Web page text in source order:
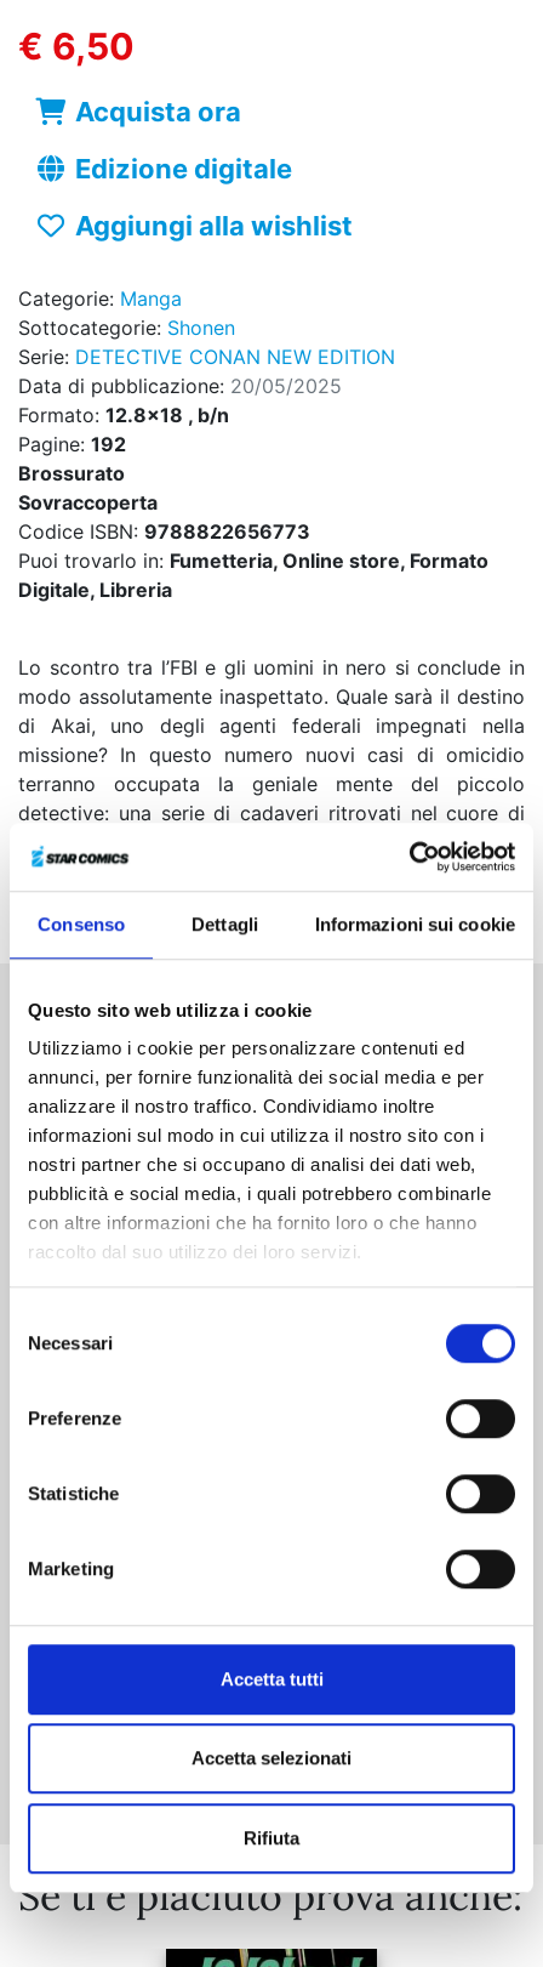
Consenso Dettagli Informazioni sui cookie
Questo sito web utilizza i cookie
Utilizziamo i cookie per personalizzare contenuti ed
annunci, per fornire funzionalità dei social media e per
analizzare il nostro traffico. Condividiamo inoltre
informazioni sul modo in cui utilizza il nostro sito con i
nostri partner che si occupano di analisi dei dati web,
pubblicità e social media, i quali potrebbero combinarle
con altre informazioni che ha fornito loro o che hanno
raccolto dal suo utilizzo dei loro servizi.
delNecessari
Preferenze
Statistiche
Marketing
Accetta tutti
Accetta selezionati
Rifiuta
€ 6,50
Acquista ora
Edizione digitale
Aggiungi alla wishlist
Categorie: Manga
Sottocategorie: Shonen
Serie: DETECTIVE CONAN NEW EDITION
Data di pubblicazione: 20/05/2025
Formato: 12.8x18 , b/n
Pagine: 192
Brossurato
Sovraccoperta
Codice ISBN: 9788822656773
Puoi trovarlo in: Fumetteria, Online store, Formato
Digitale, Libreria
Lo scontro tra l’FBI e gli uomini in nero si conclude in
modo assolutamente inaspettato. Quale sarà il destino
di Akai, uno degli agenti federali impegnati nella
missione? In questo numero nuovi casi di omicidio
terranno occupata la geniale mente del piccolo
detective: una serie di cadaveri ritrovati nel cuore di
un bosco mettono a dura prova le sue abilità ma,
come sempre, Conan farà di tutto per scoprire chi ha
Altri volumi della serie
Se ti è piaciuto prova anche: